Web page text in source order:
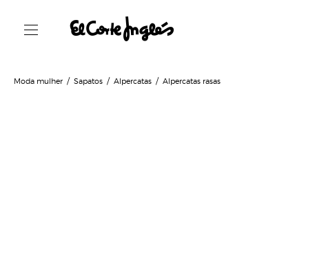
Moda mulher Sapatos Alpercatas Alpercatas rasas